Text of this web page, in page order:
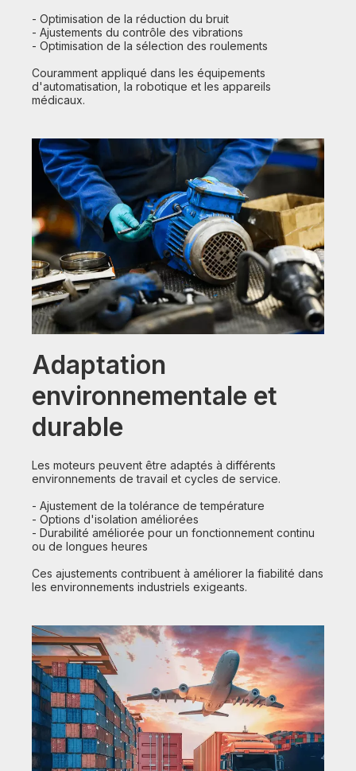
- Optimisation de la réduction du bruit
- Ajustements du contrôle des vibrations
- Optimisation de la sélection des roulements
Couramment appliqué dans les équipements
d'automatisation, la robotique et les appareils
médicaux.
Adaptation
environnementale et
durable
Les moteurs peuvent être adaptés à différents
environnements de travail et cycles de service.
- Ajustement de la tolérance de température
- Options d'isolation améliorées
- Durabilité améliorée pour un fonctionnement continu
ou de longues heures
Ces ajustements contribuent à améliorer la fiabilité dans
les environnements industriels exigeants.